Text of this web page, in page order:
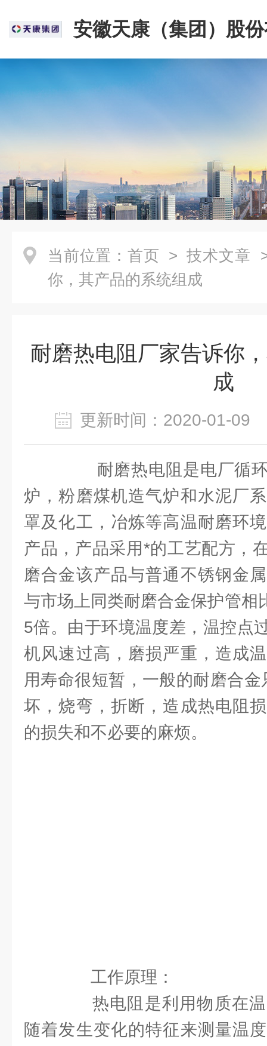
安徽天康（集团）股
司
当前位置： 首页 > 技术文章
你，其产品的系统组成
耐磨热电阻厂家告诉你
成
更新时间：2020-01-
耐磨热电阻是电厂循环
炉，粉磨煤机造气炉和水泥厂
罩及化工，冶炼等高温耐磨环
产品，产品采用*的工艺配方，
磨合金该产品与普通不锈钢金
与市场上同类耐磨合金保护管相
5倍。由于环境温度差，温控点
机风速过高，磨损严重，造成
用寿命很短暂，一般的耐磨合
坏，烧弯，折断，造成热电阻
的损失和不必要的麻烦。
工作原理：
热电阻是利用物质在温
随着发生变化的特征来测量温